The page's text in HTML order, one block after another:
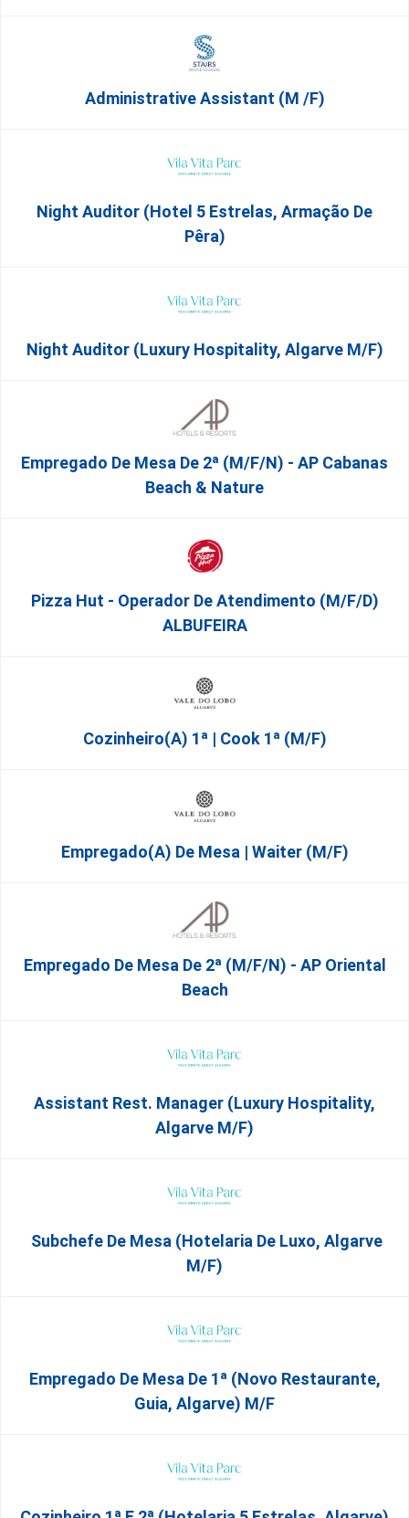
Administrative Assistant (m /f)
Night Auditor (Hotel 5 Estrelas, Armação De
Pêra)
Night Auditor (Luxury Hospitality, Algarve M/F)
Empregado De Mesa De 2ª (M/F/N) - AP Cabanas
Beach & Nature
Pizza Hut - Operador De Atendimento (m/f/d)
ALBUFEIRA
Cozinheiro(a) 1ª | Cook 1ª (M/F)
Empregado(a) De Mesa | Waiter (M/F)
Empregado De Mesa De 2ª (M/F/N) - AP Oriental
Beach
Assistant Rest. Manager (Luxury Hospitality,
Algarve M/F)
Subchefe De Mesa (Hotelaria De Luxo, Algarve
M/F)
Empregado De Mesa De 1ª (Novo Restaurante,
Guia, Algarve) M/f